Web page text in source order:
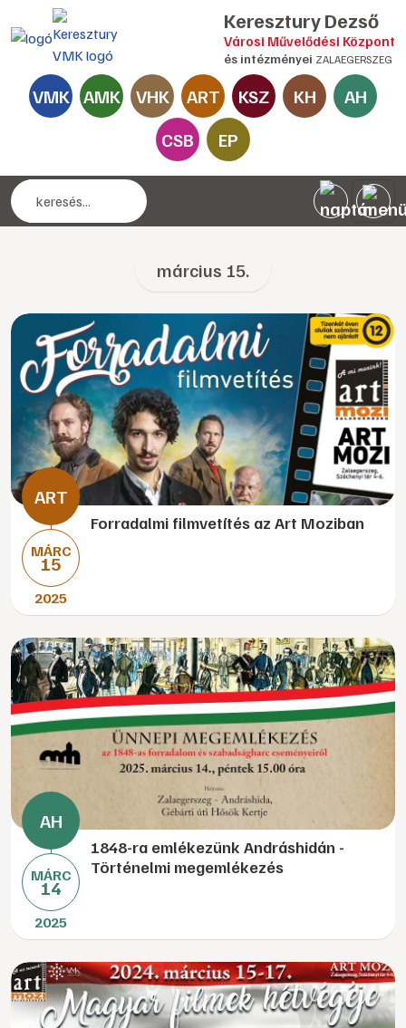
Keresztury Dezső
Városi Művelődési Központ
és intézményei ZALAEGERSZEG
VMK AMK VHK ART KSZ KH
AH
CSB
EP
március 15.
MÁRC
15
2025
Forradalmi filmvetítés az Art Moziban
MÁRC
14
2025
1848-ra emlékezünk Andráshidán -
Történelmi megemlékezés